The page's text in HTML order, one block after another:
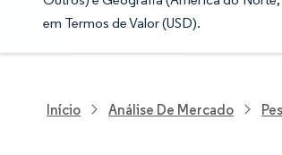
em Termos de Valor (USD).
Início Análise De Mercado